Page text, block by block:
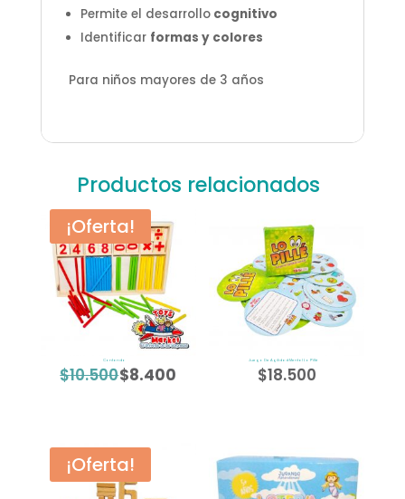
Permite el desarrollo cognitivo
Identificar formas y colores
Para niños mayores de 3 años
Productos relacionados
¡Oferta!
Contando
$10.500El
$10.500.
$8.400
Juego De Agilidad Mental Lo Pillé
$18.500
¡Oferta!